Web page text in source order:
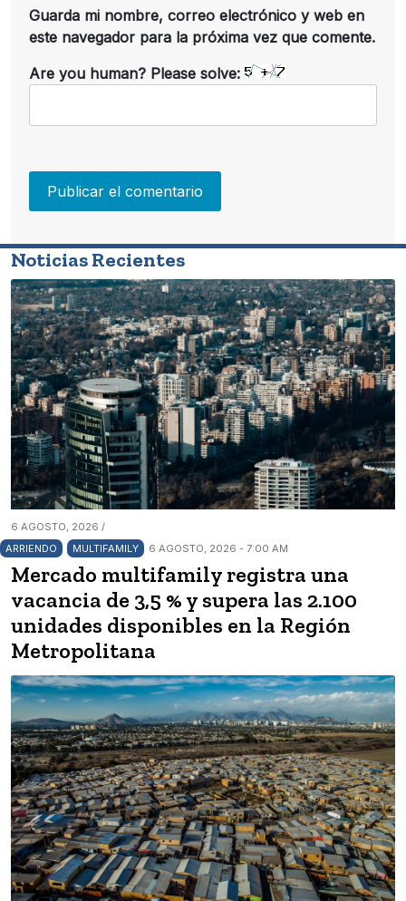
Guarda mi nombre, correo electrónico y web en
este navegador para la próxima vez que comente.
Are you human? Please solve:
Noticias Recientes
6 AGOSTO, 2026 /
ARRIENDO
MULTIFAMILY 6 AGOSTO, 2026 - 7:00 AM
Mercado multifamily registra una
vacancia de 3,5 % y supera las 2.100
unidades disponibles en la Región
Metropolitana